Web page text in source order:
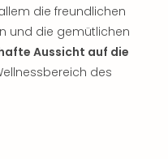
die freundlichen
und die gemütlichen
Aussicht auf die
des